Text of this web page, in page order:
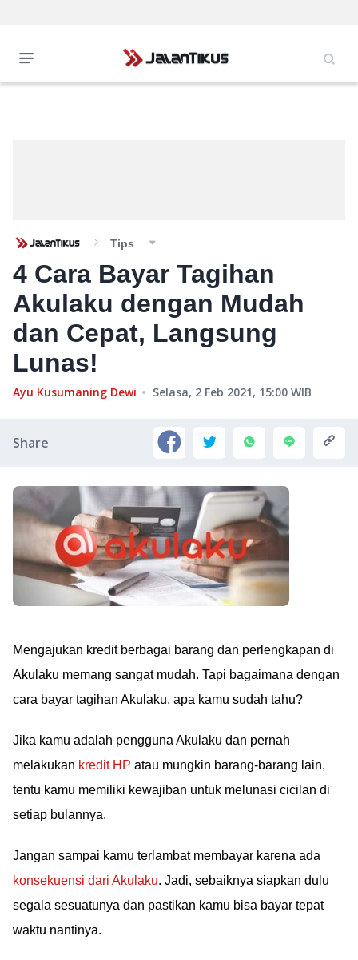
Tips
4 Cara Bayar Tagihan
Akulaku dengan Mudah
dan Cepat, Langsung
Lunas!
Ayu Kusumaning Dewi Selasa, 2 Feb 2021, 15:00 WIB
Share
Mengajukan kredit berbagai barang dan perlengkapan di
Akulaku memang sangat mudah. Tapi bagaimana dengan
cara bayar tagihan Akulaku, apa kamu sudah tahu?
Jika kamu adalah pengguna Akulaku dan pernah
melakukan kredit HP atau mungkin barang-barang lain,
tentu kamu memiliki kewajiban untuk melunasi cicilan di
setiap bulannya.
Jangan sampai kamu terlambat membayar karena ada
konsekuensi dari Akulaku. Jadi, sebaiknya siapkan dulu
segala sesuatunya dan pastikan kamu bisa bayar tepat
waktu nantinya.